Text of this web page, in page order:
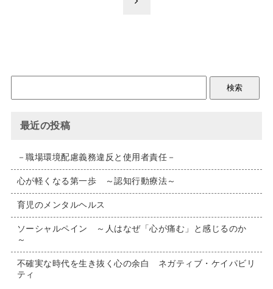
最近の投稿
－職場環境配慮義務違反と使用者責任－
心が軽くなる第一歩 ～認知行動療法～
育児のメンタルヘルス
ソーシャルペイン ～人はなぜ「心が痛む」と感じるのか
～
不確実な時代を生き抜く心の余白 ネガティブ・ケイパビリ
ティ